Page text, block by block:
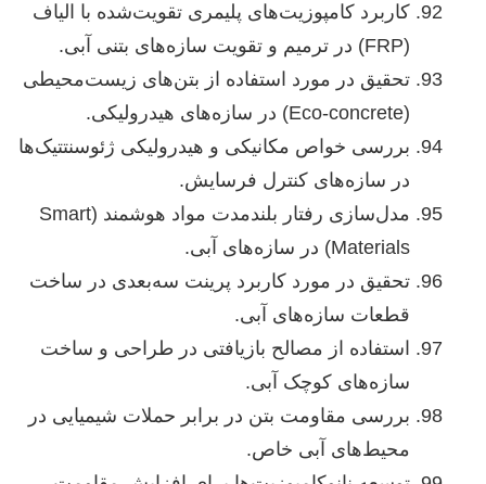
کاربرد کامپوزیت‌های پلیمری تقویت‌شده با الیاف
(FRP) در ترمیم و تقویت سازه‌های بتنی آبی.
تحقیق در مورد استفاده از بتن‌های زیست‌محیطی
(Eco-concrete) در سازه‌های هیدرولیکی.
بررسی خواص مکانیکی و هیدرولیکی ژئوسنتتیک‌ها
در سازه‌های کنترل فرسایش.
مدل‌سازی رفتار بلندمدت مواد هوشمند (Smart
Materials) در سازه‌های آبی.
تحقیق در مورد کاربرد پرینت سه‌بعدی در ساخت
قطعات سازه‌های آبی.
استفاده از مصالح بازیافتی در طراحی و ساخت
سازه‌های کوچک آبی.
بررسی مقاومت بتن در برابر حملات شیمیایی در
محیط‌های آبی خاص.